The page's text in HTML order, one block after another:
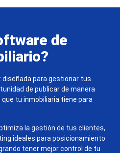
de
diseñada para gestionar tus
de publicar de manera
tu inmobiliaria tiene para
la gestión de tus clientes,
ideales para posicionamiento
tener mejor control de tu